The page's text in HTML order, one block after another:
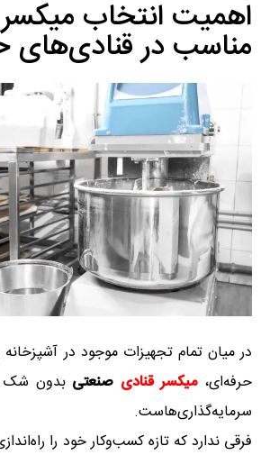
اهمیت انتخاب
مناسب در قنادی‌های
در میان تمام تجهیزات موجود در آشپزخانه
حرفه‌ای،میکسر قنادی صنعتی بدون شک
سرمایه‌گذاری‌هاست.
فرقی ندارد که تازه کسب‌وکار خود را